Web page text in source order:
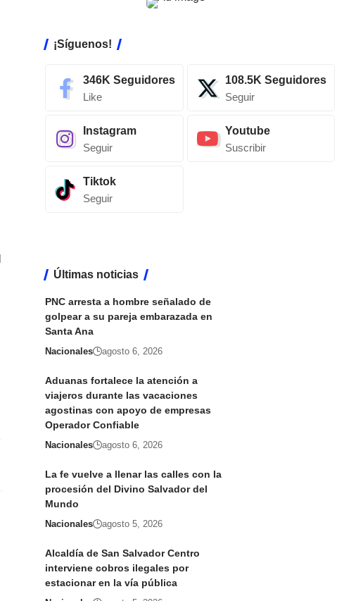
¡Síguenos!
346K Seguidores
Like
108.5K Seguidores
Seguir
Instagram
Seguir
Youtube
Suscribir
Tiktok
Seguir
Últimas noticias
PNC arresta a hombre señalado de
golpear a su pareja embarazada en
Santa Ana
Nacionales agosto 6, 2026
Aduanas fortalece la atención a
viajeros durante las vacaciones
agostinas con apoyo de empresas
Operador Confiable
Nacionales agosto 6, 2026
La fe vuelve a llenar las calles con la
procesión del Divino Salvador del
Mundo
Nacionales agosto 5, 2026
Alcaldía de San Salvador Centro
interviene cobros ilegales por
estacionar en la vía pública